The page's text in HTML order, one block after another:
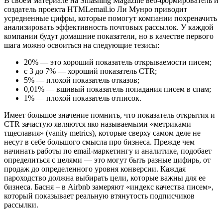
создатель проекта HTMLemail.io Ли Мунро приводит
усредненные цифры, которые помогут компании похреначить
анализировать эффективность почтовых рассылок. У каждой
компании будут домашние показатели, но в качестве первого
шага можно освоиться на следующие тезисы:
20% — это хороший показатель открываемости писем;
с 3 до 7% — хороший показатель CTR;
5% — плохой показатель отказов;
0,01% — вшивый показатель попадания писем в спам;
1% — плохой показатель отписок.
Имеет большое значение помнить, что показатель открытия и
CTR зачастую являются яко называемыми «метриками
тщеславия» (vanity metrics), которые сверху самом деле не
несут в себе большого смысла про бизнеса. Прежде чем
начинать работы по email-маркетингу и аналитике, подобает
определиться с целями — это могут быть разные цифирь, от
продаж до определенного уровня конверсии. Каждая
пароходство должна выбирать цели, которые важны для ее
бизнеса. Басня – в Airbnb замеряют «индекс качества писем»,
который показывает реальную втянутость подписчиков
рассылки.